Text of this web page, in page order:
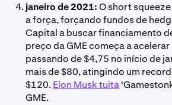
janeiro de 2021:O short
a força, forçando fundos de
Capital a buscar financiamento
preço da GME começa a
passando de $4,75 no início de
mais de $80, atingindo um
$120. Elon Musk tuita
GME.